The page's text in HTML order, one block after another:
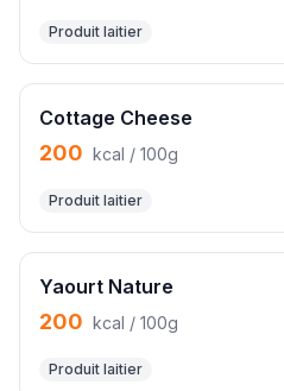
Produit laitier
Cottage Cheese
200 kcal / 100g
Produit laitier
Yaourt Nature
200 kcal / 100g
Produit laitier